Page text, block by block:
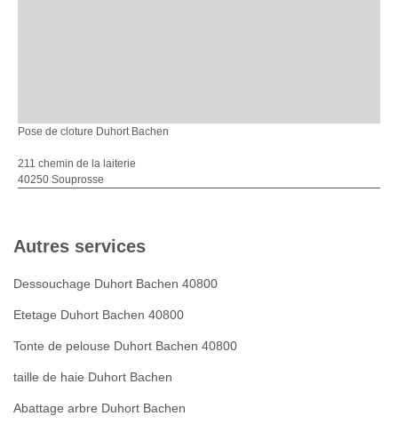
Pose de cloture Duhort Bachen
211 chemin de la laiterie
40250 Souprosse
Autres services
Dessouchage Duhort Bachen 40800
Etetage Duhort Bachen 40800
Tonte de pelouse Duhort Bachen 40800
taille de haie Duhort Bachen
Abattage arbre Duhort Bachen